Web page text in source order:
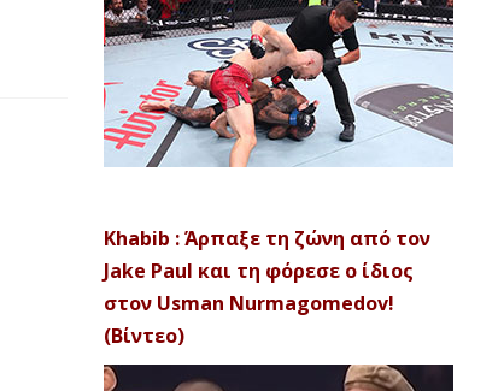
Khabib : Άρπαξε τη ζώνη από τον
Jake Paul και τη φόρεσε ο ίδιος
στον Usman Nurmagomedov!
(Βίντεο)